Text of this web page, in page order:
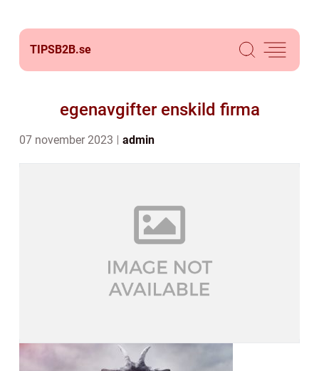
TIPSB2B.se
egenavgifter enskild firma
07 november 2023 admin